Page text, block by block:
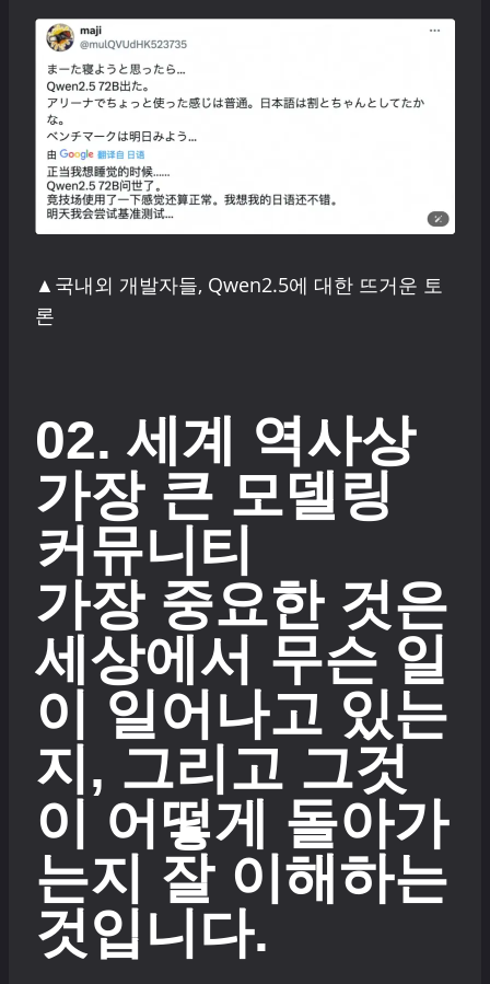
▲국내외 개발자들, Qwen2.5에 대한 뜨거운 토
론
02. 세계 역사상
가장 큰 모델링
커뮤니티
가장 중요한 것은
세상에서 무슨 일
이 일어나고 있는
지, 그리고 그것
이 어떻게 돌아가
는지 잘 이해하는
것입니다.